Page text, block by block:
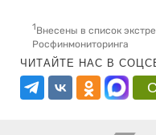
1Внесены в список
Росфинмониторинга
ЧИТАЙТЕ НАС В